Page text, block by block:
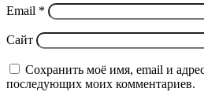
Email *
Сайт
Сохранить моё имя, email и
последующих моих комментариев.